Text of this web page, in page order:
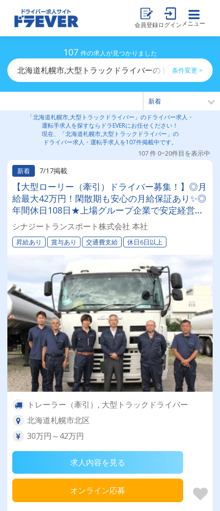
会員登録ログイン メニュー
107 件の求人が見つかりました
北海道札幌市,大型トラックドライバーのドライバー求人
条件変更 >
「北海道札幌市,大型トラックドライバー」のドライバー求人・
運転手求人を探すならドラEVERにお任せください！
現在、「北海道札幌市,大型トラックドライバー」の
ドライバー求人・運転手求人を107件掲載中です。
107 件 0~20件目を表示中
新着
7/17掲載
【大型ローリー（牽引）ドライバー募集！】◎月
給最大42万円！閑散期も安心の月給保証あり✨◎
年間休日108日★上場グループ企業で安定経営◎
退職金＆再雇用あり◎専属車両＆同乗研修あり！
シナジートランスポート株式会社 本社
昇給あり 賞与あり 交通費支給 休日6日以上
トレーラー（牽引）, 大型トラックドライバー
北海道札幌市北区
30万円～42万円
求人内容を見る
オンライン応募